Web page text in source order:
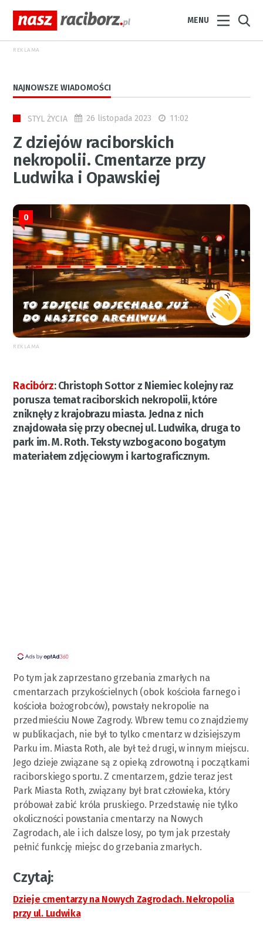
MENU
REKLAMA
NAJNOWSZE WIADOMOŚCI
STYL ŻYCIA 26 listopada 2023 11:02
Z dziejów raciborskich
nekropolii. Cmentarze przy
Ludwika i Opawskiej
0
REKLAMA
Racibórz:Christoph Sottor z Niemiec kolejny raz
porusza temat raciborskich nekropolii, które
zniknęły z krajobrazu miasta. Jedna z nich
znajdowała się przy obecnej ul. Ludwika, druga to
park im. M. Roth. Teksty wzbogacono bogatym
materiałem zdjęciowym i kartograficznym.
Po tym jak zaprzestano grzebania zmarłych na
cmentarzach przykościelnych (obok kościoła farnego i
kościoła bożogrobców), powstały nekropolie na
przedmieściu Nowe Zagrody. Wbrew temu co znajdziemy
w publikacjach, nie był to tylko cmentarz w dzisiejszym
Parku im. Miasta Roth, ale był też drugi, w innym miejscu.
Jego dzieje związane są z opieką zdrowotną i początkami
raciborskiego sportu. Z cmentarzem, gdzie teraz jest
Park Miasta Roth, związany był brat człowieka, który
próbował zabić króla pruskiego. Przedstawię nie tylko
okoliczności powstania cmentarzy na Nowych
Zagrodach, ale i ich dalsze losy, po tym jak przestały
pełnić funkcję miejsc do grzebania zmarłych.
Czytaj:
Dzieje cmentarzy na Nowych Zagrodach. Nekropolia
przy ul. Ludwika